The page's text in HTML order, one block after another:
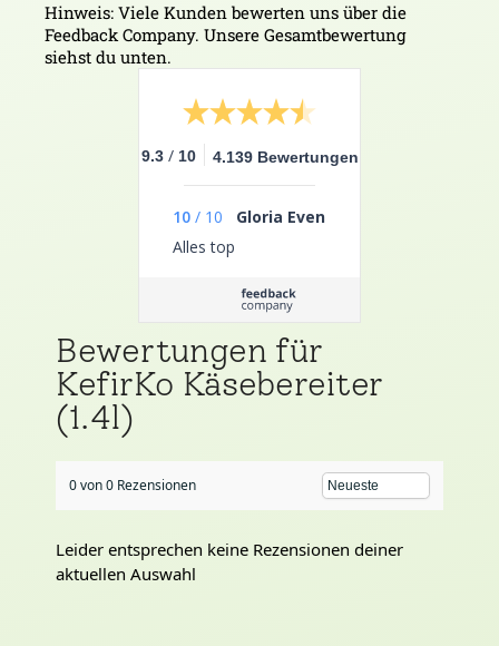
Hinweis: Viele Kunden bewerten uns über die
Feedback Company. Unsere Gesamtbewertung
siehst du unten.
9.3 / 10 4.139 Bewertungen
10 / 10
Gloria Even
Alles top
Bewertungen für
KefirKo Käsebereiter
(1.4l)
0 von 0 Rezensionen
Leider entsprechen keine Rezensionen deiner
aktuellen Auswahl